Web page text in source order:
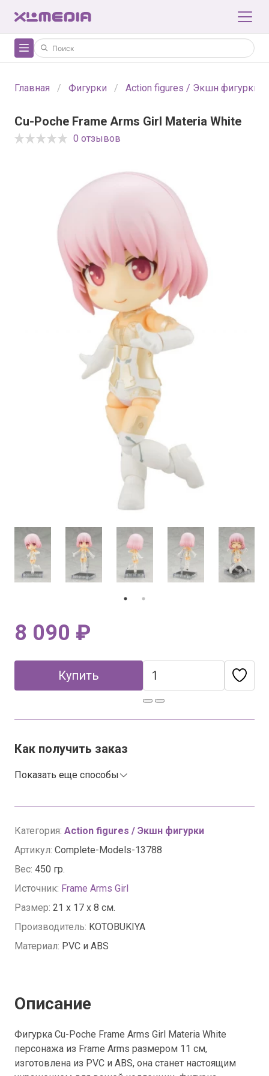
Главная Фигурки Action figures / Экшн фигурки
Cu-Poche Frame Arms Girl Materia White
0 отзывов
Категория: Action figures / Экшн фигурки
Артикул: Complete-Models-13788
Вес: 450 гр.
Источник: Frame Arms Girl
Размер: 21 x 17 x 8 см.
Производитель: KOTOBUKIYA
Материал: PVC и ABS
8 090 ₽
Купить
Как получить заказ
Показать еще способы
Описание
Фигурка Cu-Poche Frame Arms Girl Materia White
персонажа из Frame Arms размером 11 см,
изготовлена из PVC и ABS, она станет настоящим